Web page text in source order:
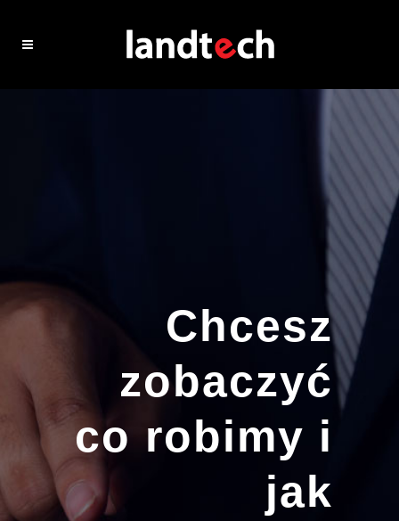
Chcesz
zobaczyć
co robimy i
jak